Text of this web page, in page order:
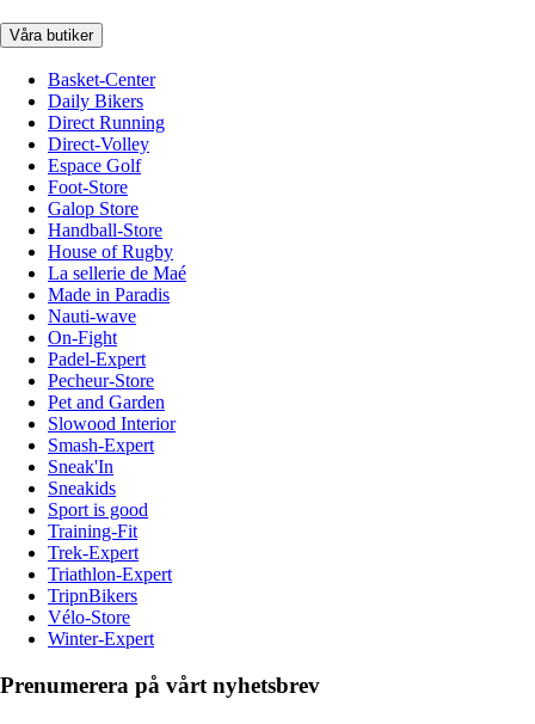
Våra butiker
Basket-Center
Daily Bikers
Direct Running
Direct-Volley
Espace Golf
Foot-Store
Galop Store
Handball-Store
House of Rugby
La sellerie de Maé
Made in Paradis
Nauti-wave
On-Fight
Padel-Expert
Pecheur-Store
Pet and Garden
Slowood Interior
Smash-Expert
Sneak'In
Sneakids
Sport is good
Training-Fit
Trek-Expert
Triathlon-Expert
TripnBikers
Vélo-Store
Winter-Expert
Prenumerera på vårt nyhetsbrev